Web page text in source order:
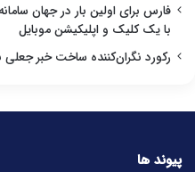
فارس برای اولین بار در جهان
با یک کلیک و اپلیکیشن موبایل
رکورد نگران‌کننده ساخت خبر
پیوند ها